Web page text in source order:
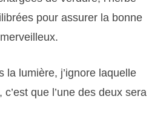
pour assurer la bonne
lumière, j’ignore laquelle
que l’une des deux sera